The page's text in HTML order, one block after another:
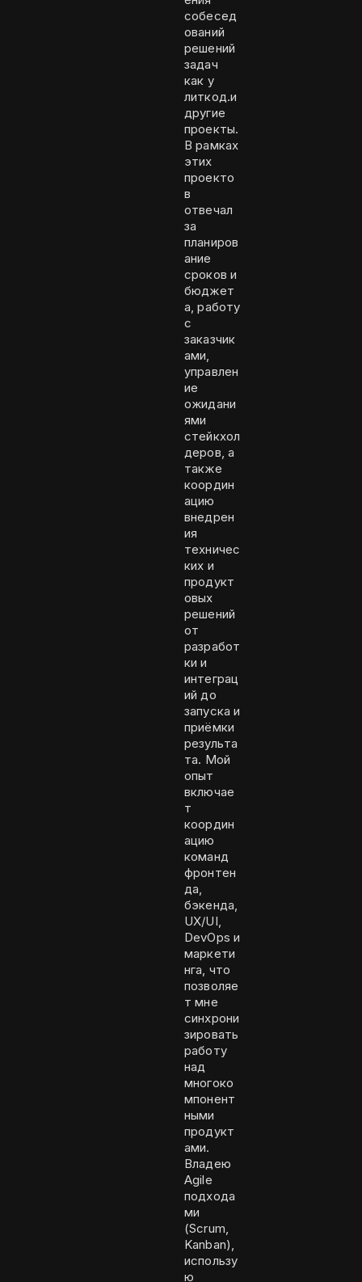
собесед
ований
решений
задач
как у
литкод.и
другие
проекты.
В рамках
этих
проекто
в
отвечал
за
планиров
ание
сроков и
бюджет
а, работу
с
заказчик
ами,
управлен
ие
ожидани
ями
стейкхол
деров, а
также
координ
ацию
внедрен
ия
техничес
ких и
продукт
овых
решений
от
разработ
ки и
интеграц
ий до
запуска и
приёмки
результа
та. Мой
опыт
включае
т
координ
ацию
команд
фронтен
да,
бэкенда,
UX/UI,
DevOps и
маркети
нга, что
позволяе
т мне
синхрони
зировать
работу
над
многоко
мпонент
ными
продукт
ами.
Владею
Agile
подхода
ми
(Scrum,
Kanban),
использу
ю